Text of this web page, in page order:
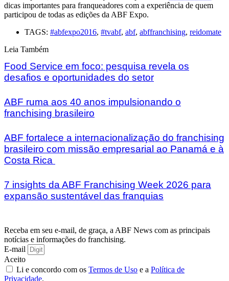
dicas importantes para franqueadores com a experiência de quem
participou de todas as edições da ABF Expo.
TAGS: #abfexpo2016, #tvabf, abf, abffranchising, reidomate
Leia Também
Food Service em foco: pesquisa revela os
desafios e oportunidades do setor
ABF ruma aos 40 anos impulsionando o
franchising brasileiro
ABF fortalece a internacionalização do franchising
brasileiro com missão empresarial ao Panamá e à
Costa Rica
7 insights da ABF Franchising Week 2026 para
expansão sustentável das franquias
Receba em seu e-mail, de graça, a ABF News com as principais
notícias e informações do franchising.
E-mail
Aceito
Li e concordo com os Termos de Uso e a Política de
Privacidade.